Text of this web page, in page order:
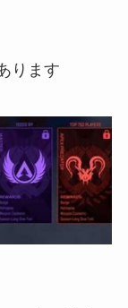
ります